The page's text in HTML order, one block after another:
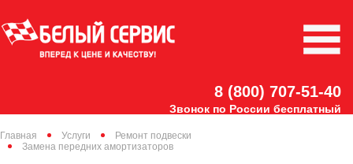
8 (800) 707-51-40
Звонок по России бесплатный
Главная Услуги
Ремонт подвески
Замена передних амортизаторов